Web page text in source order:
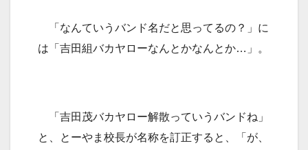
「なんていうバンド名だと思ってるの？」に
は「吉田組バカヤローなんとかなんとか…」。
「吉田茂バカヤロー解散っていうバンドね」
と、とーやま校長が名称を訂正すると、「が、